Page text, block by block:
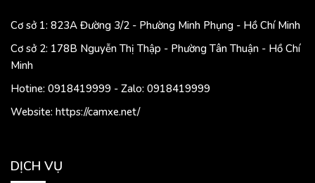
Cơ sở 1: 823A Đường 3/2 - Phường Minh Phụng - Hồ Chí Minh
Cơ sở 2: 178B Nguyễn Thị Thập - Phường Tân Thuận - Hồ Chí
Minh
Hotine: 0918419999 - Zalo: 0918419999
Website: https://camxe.net/
DỊCH VỤ